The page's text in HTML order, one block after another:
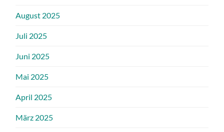
August 2025
Juli 2025
Juni 2025
Mai 2025
April 2025
März 2025